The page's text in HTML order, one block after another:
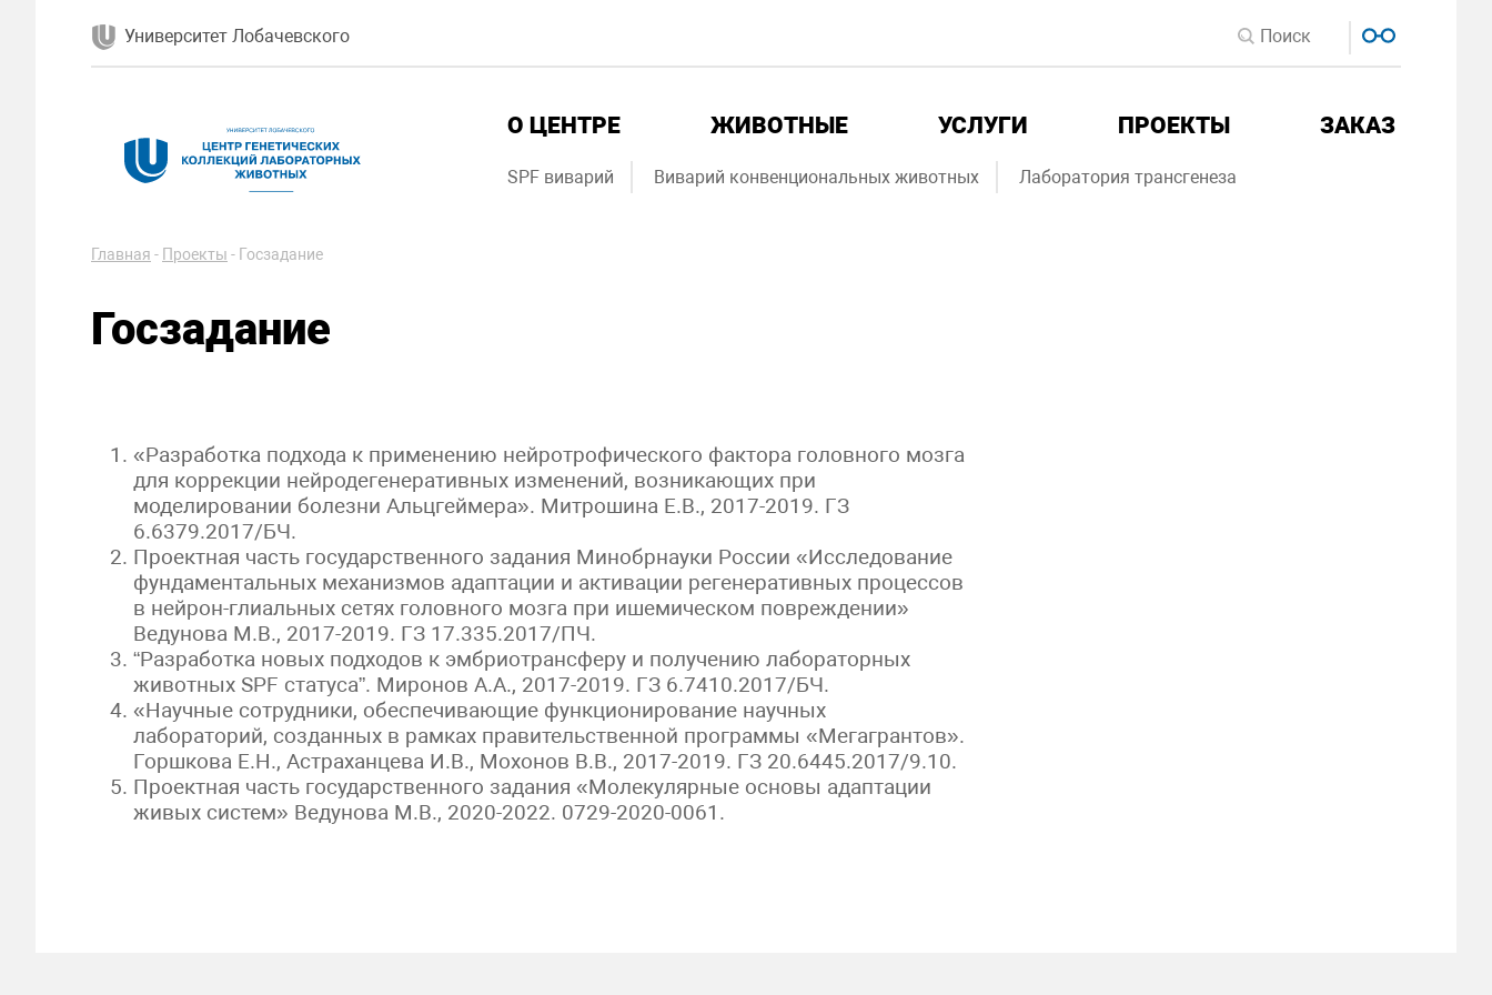
Университет Лобачевского
О ЦЕНТРЕ ЖИВОТНЫЕ УСЛУГИ ПРОЕКТЫ ЗАКАЗ
SPF виварий Виварий конвенциональных животных Лаборатория трансгенеза
Главная - Проекты - Госзадание
Госзадание
«Разработка подхода к применению нейротрофического фактора головного мозга
для коррекции нейродегенеративных изменений, возникающих при
моделировании болезни Альцгеймера». Митрошина Е.В., 2017-2019. ГЗ
6.6379.2017/БЧ.
Проектная часть государственного задания Минобрнауки России «Исследование
фундаментальных механизмов адаптации и активации регенеративных процессов
в нейрон-глиальных сетях головного мозга при ишемическом повреждении»
Ведунова М.В., 2017-2019. ГЗ 17.335.2017/ПЧ.
“Разработка новых подходов к эмбриотрансферу и получению лабораторных
животных SPF статуса”. Миронов А.А., 2017-2019. ГЗ 6.7410.2017/БЧ.
«Научные сотрудники, обеспечивающие функционирование научных
лабораторий, созданных в рамках правительственной программы «Мегагрантов».
Горшкова Е.Н., Астраханцева И.В., Мохонов В.В., 2017-2019. ГЗ 20.6445.2017/9.10.
Проектная часть государственного задания «Молекулярные основы адаптации
живых систем» Ведунова М.В., 2020-2022. 0729-2020-0061.